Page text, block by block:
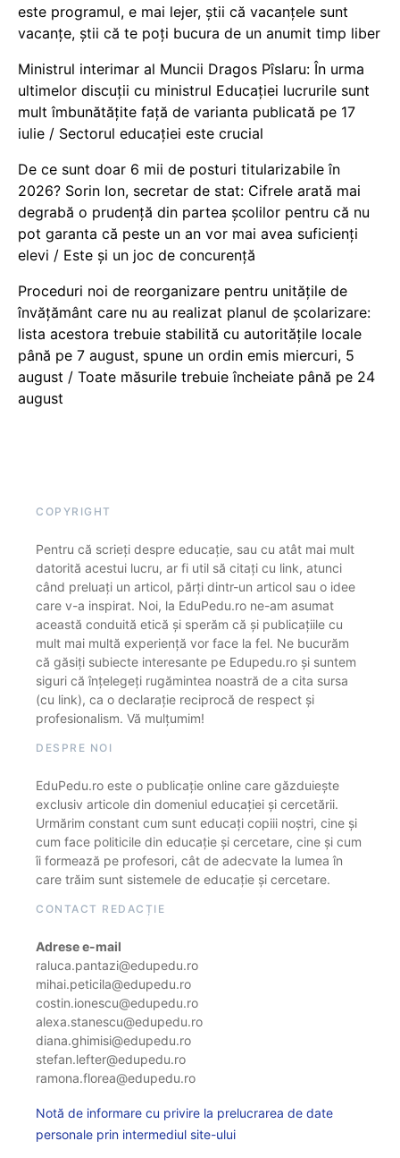
este programul, e mai lejer, știi că vacanțele sunt
vacanţe, știi că te poți bucura de un anumit timp liber
Ministrul interimar al Muncii Dragos Pîslaru: În urma
ultimelor discuții cu ministrul Educației lucrurile sunt
mult îmbunătățite față de varianta publicată pe 17
iulie / Sectorul educației este crucial
De ce sunt doar 6 mii de posturi titularizabile în
2026? Sorin Ion, secretar de stat: Cifrele arată mai
degrabă o prudență din partea școlilor pentru că nu
pot garanta că peste un an vor mai avea suficienți
elevi / Este și un joc de concurență
Proceduri noi de reorganizare pentru unitățile de
învățământ care nu au realizat planul de școlarizare:
lista acestora trebuie stabilită cu autoritățile locale
până pe 7 august, spune un ordin emis miercuri, 5
august / Toate măsurile trebuie încheiate până pe 24
august
COPYRIGHT
Pentru că scrieți despre educație, sau cu atât mai mult
datorită acestui lucru, ar fi util să citați cu link, atunci
când preluați un articol, părți dintr-un articol sau o idee
care v-a inspirat. Noi, la EduPedu.ro ne-am asumat
această conduită etică și sperăm că și publicațiile cu
mult mai multă experiență vor face la fel. Ne bucurăm
că găsiți subiecte interesante pe Edupedu.ro și suntem
siguri că înțelegeți rugămintea noastră de a cita sursa
(cu link), ca o declarație reciprocă de respect și
profesionalism. Vă mulțumim!
DESPRE NOI
EduPedu.ro este o publicație online care găzduiește
exclusiv articole din domeniul educației și cercetării.
Urmărim constant cum sunt educați copiii noștri, cine și
cum face politicile din educație și cercetare, cine și cum
îi formează pe profesori, cât de adecvate la lumea în
care trăim sunt sistemele de educație și cercetare.
CONTACT REDACȚIE
Adrese e-mail
raluca.pantazi@edupedu.ro
mihai.peticila@edupedu.ro
costin.ionescu@edupedu.ro
alexa.stanescu@edupedu.ro
diana.ghimisi@edupedu.ro
stefan.lefter@edupedu.ro
ramona.florea@edupedu.ro
Notă de informare cu privire la prelucrarea de date
personale prin intermediul site-ului